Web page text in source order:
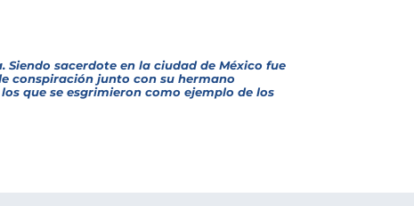
Siendo sacerdote en la ciudad de México fue
conspiración junto con su hermano
que se esgrimieron como ejemplo de los